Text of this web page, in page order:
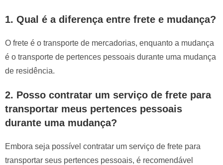
1. Qual é a diferença entre frete e mudança?
O frete é o transporte de mercadorias, enquanto a mudança
é o transporte de pertences pessoais durante uma mudança
de residência.
2. Posso contratar um serviço de frete para
transportar meus pertences pessoais
durante uma mudança?
Embora seja possível contratar um serviço de frete para
transportar seus pertences pessoais, é recomendável